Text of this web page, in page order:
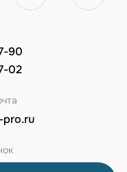
90
02
pro.ru